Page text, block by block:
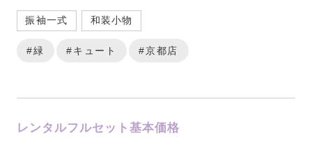
振袖一式 和装小物
#緑 #キュート #京都店
レンタルフルセット基本価格